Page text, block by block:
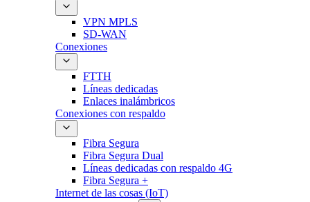
VPN MPLS
SD-WAN
Conexiones
FTTH
Líneas dedicadas
Enlaces inalámbricos
Conexiones con respaldo
Fibra Segura
Fibra Segura Dual
Líneas dedicadas con respaldo 4G
Fibra Segura +
Internet de las cosas (IoT)